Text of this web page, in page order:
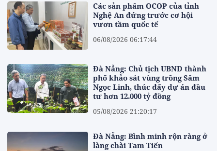
Các sản phẩm OCOP của tỉnh
Nghệ An đứng trước cơ hội
vươn tầm quốc tế
06/08/2026 06:17:44
Đà Nẵng: Chủ tịch UBND thành
phố khảo sát vùng trồng Sâm
Ngọc Linh, thúc đẩy dự án đầu
tư hơn 12.000 tỷ đồng
05/08/2026 21:20:17
Đà Nẵng: Bình minh rộn ràng ở
làng chài Tam Tiến